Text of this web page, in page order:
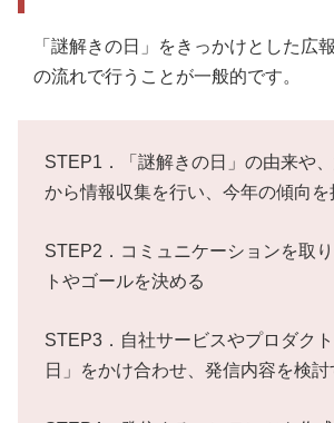
「謎解きの日」をきっかけとした広
の流れで行うことが一般的です。
STEP1．「謎解きの日」の由来や
から情報収集を行い、今年の傾向を
STEP2．コミュニケーションを取
トやゴールを決める
STEP3．自社サービスやプロダク
日」をかけ合わせ、発信内容を検討